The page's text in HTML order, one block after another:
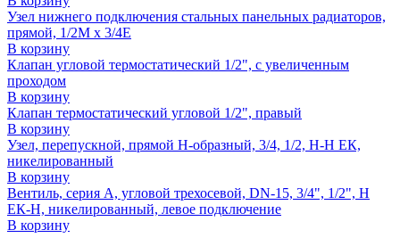
Узел нижнего подключения стальных панельных радиаторов,
прямой, 1/2M x 3/4E
В корзину
Клапан угловой термостатический 1/2", с увеличенным
проходом
В корзину
Клапан термостатический угловой 1/2", правый
В корзину
Узел, перепускной, прямой H-образный, 3/4, 1/2, Н-Н ЕК,
никелированный
В корзину
Вентиль, серия A, угловой трехосевой, DN-15, 3/4", 1/2", Н
ЕК-Н, никелированный, левое подключение
В корзину